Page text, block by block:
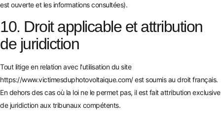
est ouverte et les informations consultées).
10. Droit applicable et attribution
de juridiction
Tout litige en relation avec l'utilisation du site
https://www.victimesduphotovoltaique.com/est soumis au droit français.
En dehors des cas où la loi ne le permet pas, il est fait attribution exclusive
de juridiction aux tribunaux compétents.